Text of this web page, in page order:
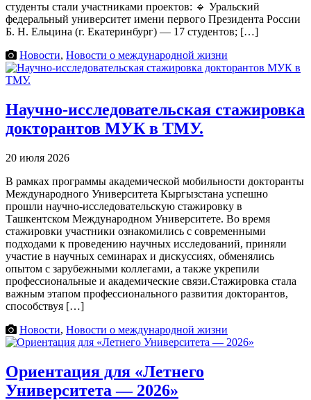
студенты стали участниками проектов: 🔹 Уральский
федеральный университет имени первого Президента России
Б. Н. Ельцина (г. Екатеринбург) — 17 студентов; […]
Новости, Новости о международной жизни
Научно-исследовательская стажировка
докторантов МУК в ТМУ.
20 июля 2026
В рамках программы академической мобильности докторанты
Международного Университета Кыргызстана успешно
прошли научно-исследовательскую стажировку в
Ташкентском Международном Университете. Во время
стажировки участники ознакомились с современными
подходами к проведению научных исследований, приняли
участие в научных семинарах и дискуссиях, обменялись
опытом с зарубежными коллегами, а также укрепили
профессиональные и академические связи.Стажировка стала
важным этапом профессионального развития докторантов,
способствуя […]
Новости, Новости о международной жизни
Ориентация для «Летнего
Университета — 2026»